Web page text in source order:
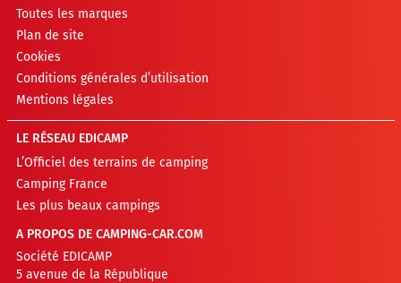
Toutes les marques
Plan de site
Cookies
Conditions générales d’utilisation
Mentions légales
LE RÉSEAU EDICAMP
L’Officiel des terrains de camping
Camping France
Les plus beaux campings
A PROPOS DE CAMPING-CAR.COM
Société EDICAMP
5 avenue de la République